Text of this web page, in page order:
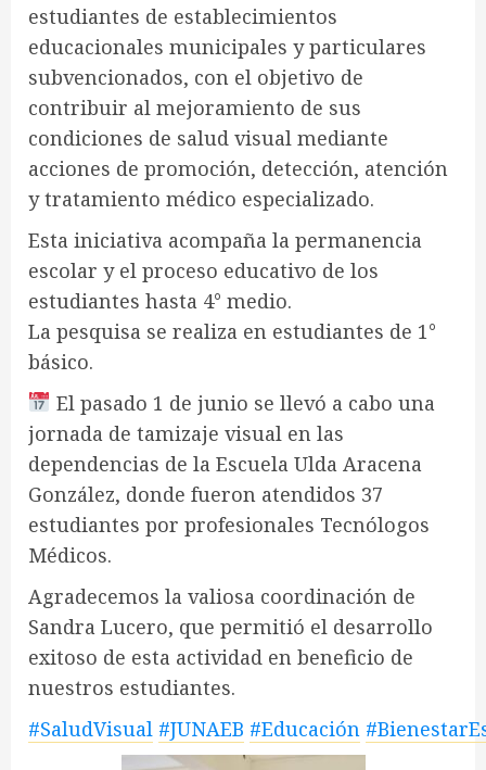
estudiantes de establecimientos
educacionales municipales y particulares
subvencionados, con el objetivo de
contribuir al mejoramiento de sus
condiciones de salud visual mediante
acciones de promoción, detección, atención
y tratamiento médico especializado.
Esta iniciativa acompaña la permanencia
escolar y el proceso educativo de los
estudiantes hasta 4° medio.
La pesquisa se realiza en estudiantes de 1°
básico.
El pasado 1 de junio se llevó a cabo una
jornada de tamizaje visual en las
dependencias de la Escuela Ulda Aracena
González, donde fueron atendidos 37
estudiantes por profesionales Tecnólogos
Médicos.
Agradecemos la valiosa coordinación de
Sandra Lucero, que permitió el desarrollo
exitoso de esta actividad en beneficio de
nuestros estudiantes.
#SaludVisual #JUNAEB #Educación